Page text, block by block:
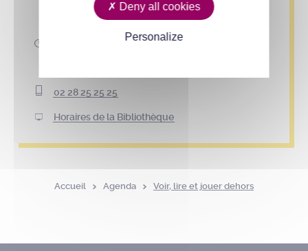
44817 Saint-Herblain cedex
Les horaires et modalités d'accès aux
02 28 25 25 25
Horaires de la Bibliothèque
Accueil Agenda Voir, lire et jouer dehors
Deny all cookies
Personalize